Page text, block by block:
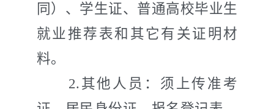
同）、学生证、普通高校毕业生
就业推荐表和其它有关证明材
料。
2. 其他人员：须上传准考